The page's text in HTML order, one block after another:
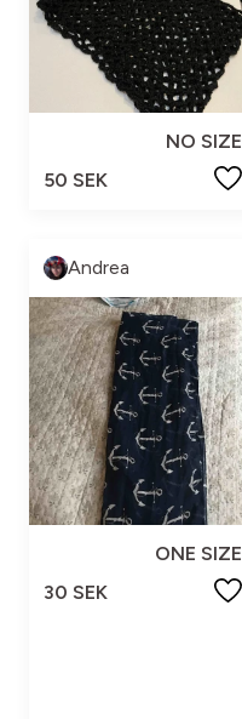
NO SIZE
50 SEK
Andrea
ONE SIZE
30 SEK